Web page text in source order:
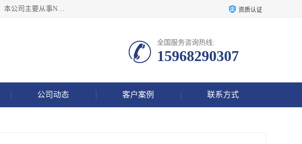
湖州恩斯凯工业技术有限公司位于湖州长兴，公司作为机械零部件以及多个品牌工业零配件专业集成供应商。本公司主要从事NSK进口轴承、SKF进口轴承、FAG进口轴承、NTN进口轴承、国产轴承：ZWZ、HRB、C&U轴承外球面轴承、导轨、丝杠、滑块、 润滑油、工业皮带及其他工业零部件的销售. 资质认证
全国服务咨询热线:
15968290307
公司动态 客户案例 联系方式